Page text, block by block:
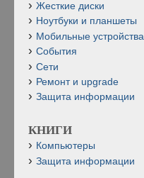
Жесткие диски
Ноутбуки и планшеты
Мобильные устройства
События
Сети
Ремонт и upgrade
Защита информации
КНИГИ
Компьютеры
Защита информации